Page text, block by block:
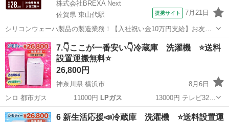
株式会社BREXA Next
佐賀県 東山代駅
提携サイト 7月21日
シリコンウェーハ製品の製造業務！【入社祝い金10万円支給】お友達
やカップルとの応募OK◎年間休日129日＆休出なしでプライベート充
実♪業務はクリーンルームで快適作業◎自社正社員登用制度あり★1食
300円～の格安食堂あり！《佐...
佐賀 伊万里市 東山代駅 その他
7.👇ここが一番安い👇冷蔵庫 洗濯機 ⭐️送料
設置運搬無料⭐️
26,800円
神奈川県 横浜市
8月6日
ンロ 都市ガス 11000円 LPガス 13000円 テレビ32…
神奈川 横浜市 生活家電 セット
6 新生活応援📣冷蔵庫 洗濯機 ⭐️送料設置運